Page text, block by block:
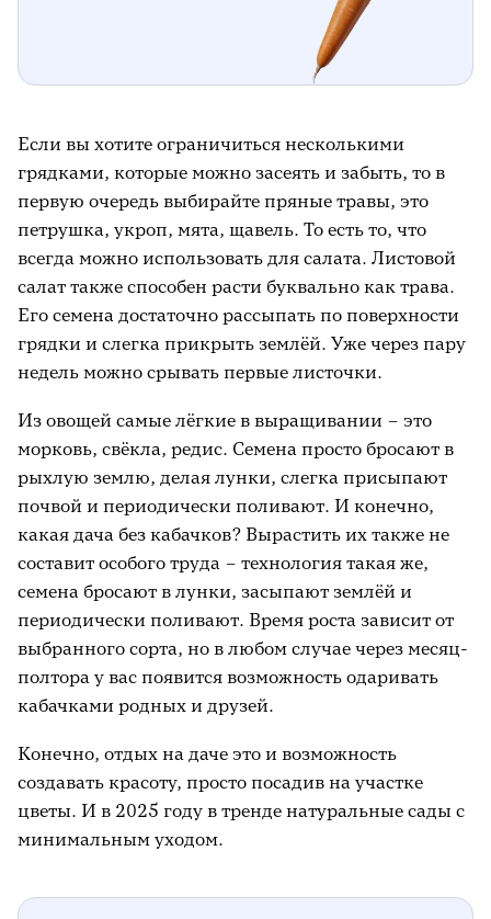
Если вы хотите ограничиться несколькими
грядками, которые можно засеять и забыть, то в
первую очередь выбирайте пряные травы, это
петрушка, укроп, мята, щавель. То есть то, что
всегда можно использовать для салата. Листовой
салат также способен расти буквально как трава.
Его семена достаточно рассыпать по поверхности
грядки и слегка прикрыть землёй. Уже через пару
недель можно срывать первые листочки.
Из овощей самые лёгкие в выращивании – это
морковь, свёкла, редис. Семена просто бросают в
рыхлую землю, делая лунки, слегка присыпают
почвой и периодически поливают. И конечно,
какая дача без кабачков? Вырастить их также не
составит особого труда – технология такая же,
семена бросают в лунки, засыпают землёй и
периодически поливают. Время роста зависит от
выбранного сорта, но в любом случае через месяц-
полтора у вас появится возможность одаривать
кабачками родных и друзей.
Конечно, отдых на даче это и возможность
создавать красоту, просто посадив на участке
цветы. И в 2025 году в тренде натуральные сады с
минимальным уходом.